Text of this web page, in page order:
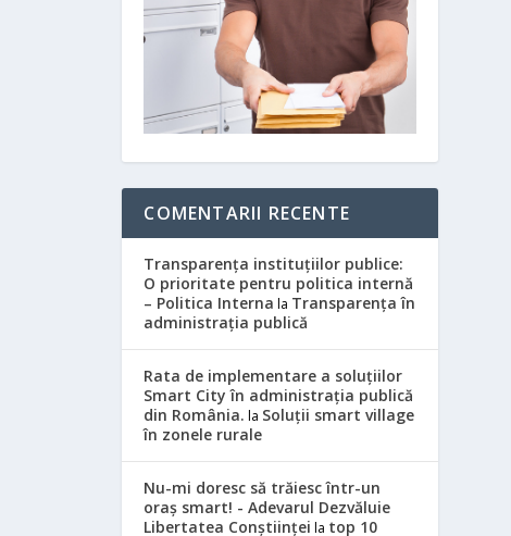
COMENTARII RECENTE
Transparența instituțiilor publice:
O prioritate pentru politica internă
– Politica Interna la Transparența în
administrația publică
Rata de implementare a soluțiilor
Smart City în administrația publică
din România. la Soluții smart village
în zonele rurale
Nu-mi doresc să trăiesc într-un
oraș smart! - Adevarul Dezvăluie
Libertatea Conștiinței la top 10